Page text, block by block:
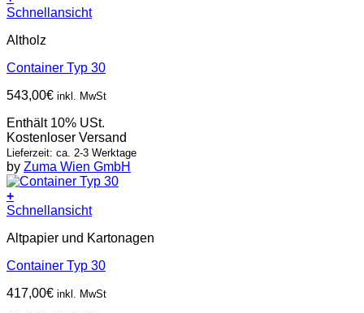
Schnellansicht
Altholz
Container Typ 30
543,00€ inkl. MwSt
Enthält 10% USt.
Kostenloser Versand
Lieferzeit: ca. 2-3 Werktage
by Zuma Wien GmbH
+
Schnellansicht
Altpapier und Kartonagen
Container Typ 30
417,00€ inkl. MwSt